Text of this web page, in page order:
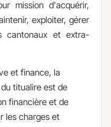
mission d'acquérir,
exploiter, gérer
cantonaux et extra-
et finance, la
titualire est de
financière et de
les charges et